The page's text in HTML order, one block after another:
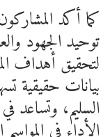
كما أكد
توحيد الجهود
لتحقيق أهداف
بيانات حقيقية
السليم، وتساعد